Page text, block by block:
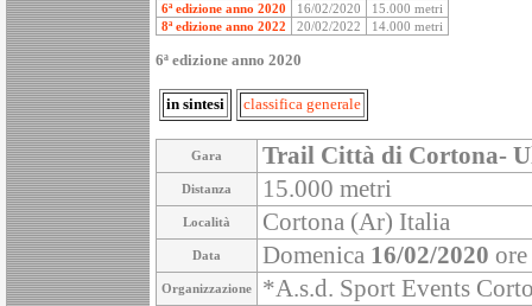
6ª edizione anno 2020
16/02/2020
15.000 metri
8ª edizione anno 2022
20/02/2022 14.000 metri
6ª edizione anno 2020
in sintesi classifica generale
Gara Trail Città di Cortona-
Distanza 15.000 metri
Località Cortona (Ar) Italia
Data Domenica 16/02/2020
Organizzazione *A.s.d. Sport Events